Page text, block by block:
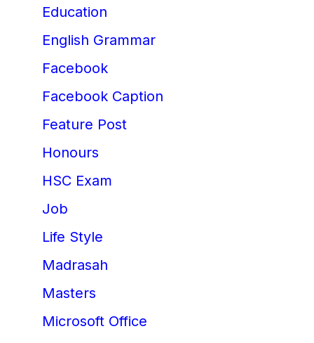
Education
English Grammar
Facebook
Facebook Caption
Feature Post
Honours
HSC Exam
Job
Life Style
Madrasah
Masters
Microsoft Office